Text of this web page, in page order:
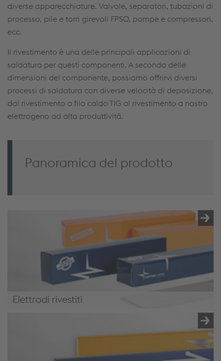
diverse apparecchiature. Valvole, separatori, tubazioni di
processo, pile e torri girevoli FPSO, pompe e compressori,
ecc.
Il rivestimento è una delle principali applicazioni di
saldatura per questi componenti. A seconda delle
dimensioni del componente, possiamo offrirvi diversi
processi di saldatura con diverse velocità di deposizione,
dal rivestimento a filo caldo TIG al rivestimento a nastro
elettrogeno ad alta produttività.
Panoramica del prodotto
Elettrodi rivestiti